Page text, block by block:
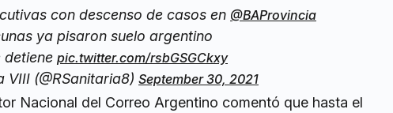
con descenso de casos en @BAProvincia
ya pisaron suelo argentino
detiene pic.twitter.com/rsbGSGCkxy
(@RSanitaria8) September 30, 2021
Nacional del Correo Argentino comentó que hasta el